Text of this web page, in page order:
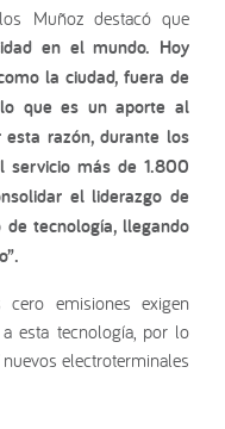
Muñoz destacó que
en el mundo. Hoy
la ciudad, fuera de
que es un aporte al
razón, durante los
servicio más de 1.800
el liderazgo de
tecnología, llegando
emisiones exigen
esta tecnología, por lo
electroterminales